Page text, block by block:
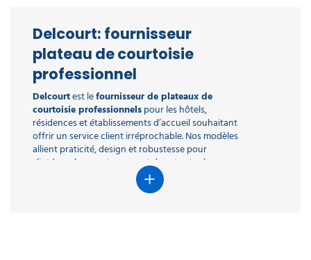
Delcourt: fournisseur
plateau de courtoisie
professionnel
Delcourtest lefournisseur de plateaux de
courtoisie professionnelspour les hôtels,
résidences et établissements d’accueil souhaitant
offrir un service client irréprochable. Nos modèles
allient praticité, design et robustesse pour
s’intégrer harmonieusement dans toutes les
chambres. Disponibles en bois, en mélamine ou en
matériaux composites, ils garantissent une